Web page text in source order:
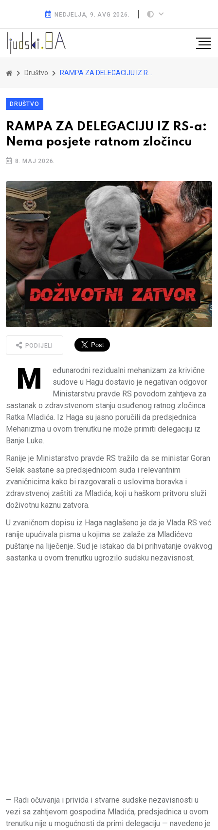
NEDJELJA, 9. AVG 2026.
Društvo RAMPA ZA DELEGACIJU IZ RS-a: Nema posjete ratnom zločincu
DRUŠTVO
RAMPA ZA DELEGACIJU IZ RS-a:
Nema posjete ratnom zločincu
8. MAJ 2026.
PODIJELI
M
eđunarodni rezidualni mehanizam za krivične
sudove u Hagu dostavio je negativan odgovor
Ministarstvu pravde RS povodom zahtjeva za
sastanak o zdravstvenom stanju osuđenog ratnog zločinca
Ratka Mladića. Iz Haga su jasno poručili da predsjednica
Mehanizma u ovom trenutku ne može primiti delegaciju iz
Banje Luke.
Ranije je Ministarstvo pravde RS tražilo da se ministar Goran
Selak sastane sa predsjednicom suda i relevantnim
zvaničnicima kako bi razgovarali o uslovima boravka i
zdravstvenoj zaštiti za Mladića, koji u haškom pritvoru služi
doživotnu kaznu zatvora.
U zvaničnom dopisu iz Haga naglašeno je da je Vlada RS već
ranije upućivala pisma u kojima se zalaže za Mladićevo
puštanje na liječenje. Sud je istakao da bi prihvatanje ovakvog
sastanka u ovom trenutku ugrozilo sudsku nezavisnost.
— Radi očuvanja i privida i stvarne sudske nezavisnosti u
vezi sa zahtjevom gospodina Mladića, predsjednica u ovom
trenutku nije u mogućnosti da primi delegaciju — navedeno je